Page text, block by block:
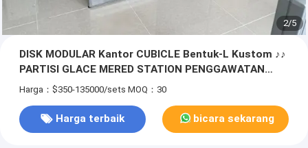
3/5
DISK MODULAR Kantor CUBICLE Bentuk-L Kustom ♪♪
PARTISI GLACE MERED STATION PENGGAWATAN
PENGGAWATAN PENGGAWATAN PENGGAWATAN
Harga：$350-135000/sets MOQ：30
Harga terbaik bicara sekarang